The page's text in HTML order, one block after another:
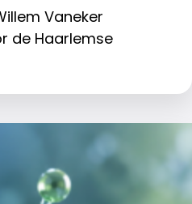
Vaneker
de Haarlemse